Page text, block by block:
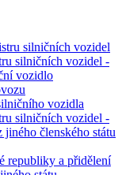
silničních vozidel
silničních vozidel -
vozidlo
vozidla
silničních vozidel -
členského státu
republiky a přidělení